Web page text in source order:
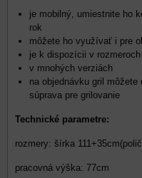
je mobilný, umiestnite ho
rok
môžete ho využívať i pre
je k dispozícii v
v mnohých verziách
na objednávku gril
súprava pre grilovanie
Technické parametre:
rozmery: šírka
pracovná výška: 77cm